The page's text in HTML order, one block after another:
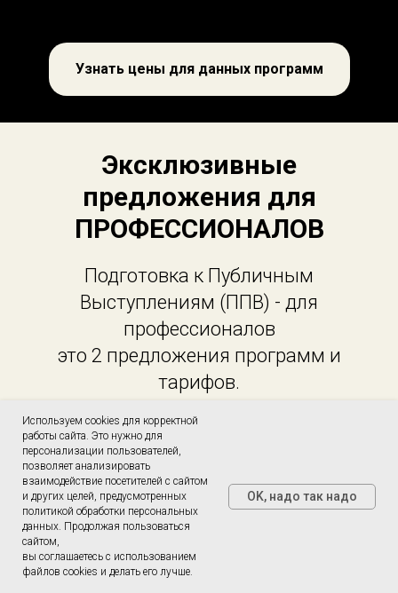
Узнать цены для данных программ
Эксклюзивные
предложения для
ПРОФЕССИОНАЛОВ
Подготовка к Публичным
Выступлениям (ППВ) - для
профессионалов
это 2 предложения программ и
тарифов.
ППВ 2 в 1
Используем cookies для корректной
работы сайта. Это нужно для
персонализации пользователей,
позволяет анализировать
взаимодействие посетителей с сайтом
и других целей, предусмотренных
политикой обработки персональных
данных. Продолжая пользоваться
сайтом,
вы соглашаетесь с использованием
файлов cookies и делать его лучше.
OK, надо так надо